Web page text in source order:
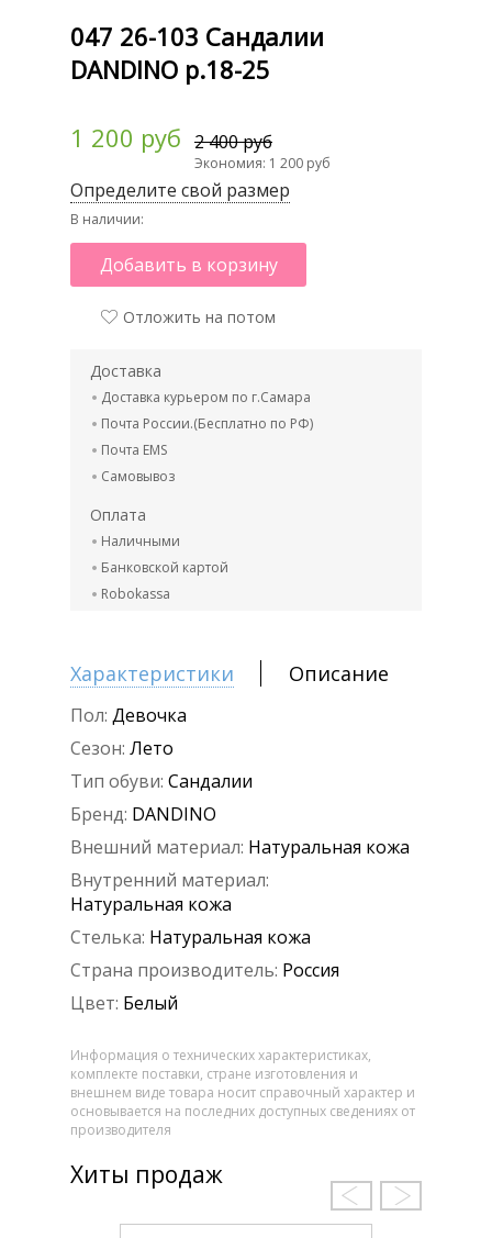
047 26-103 Сандалии
DANDINO р.18-25
1 200 руб 2 400 руб
Экономия: 1 200 руб
Определите свой размер
В наличии:
Добавить в корзину
Отложить на потом
Доставка
Доставка курьером по г.Самара
Почта России.(Бесплатно по РФ)
Почта EMS
Самовывоз
Оплата
Наличными
Банковской картой
Robokassa
Характеристики Описание
Пол: Девочка
Сезон: Лето
Тип обуви: Сандалии
Бренд: DANDINO
Внешний материал: Натуральная кожа
Внутренний материал:
Натуральная кожа
Стелька: Натуральная кожа
Страна производитель: Россия
Цвет: Белый
Информация о технических характеристиках,
комплекте поставки, стране изготовления и
внешнем виде товара носит справочный характер и
основывается на последних доступных сведениях от
производителя
Хиты продаж